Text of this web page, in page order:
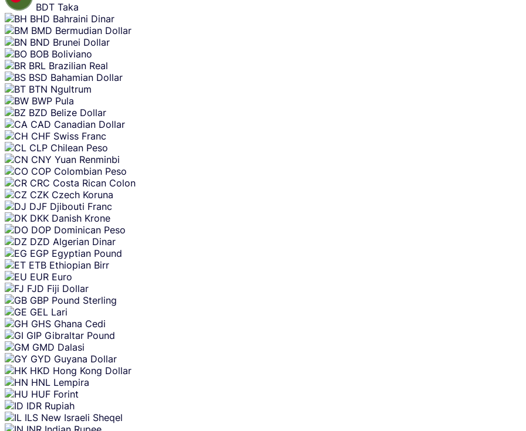
BDT Taka
BHD Bahraini Dinar
BMD Bermudian Dollar
BND Brunei Dollar
BOB Boliviano
BRL Brazilian Real
BSD Bahamian Dollar
BTN Ngultrum
BWP Pula
BZD Belize Dollar
CAD Canadian Dollar
CHF Swiss Franc
CLP Chilean Peso
CNY Yuan Renminbi
COP Colombian Peso
CRC Costa Rican Colon
CZK Czech Koruna
DJF Djibouti Franc
DKK Danish Krone
DOP Dominican Peso
DZD Algerian Dinar
EGP Egyptian Pound
ETB Ethiopian Birr
EUR Euro
FJD Fiji Dollar
GBP Pound Sterling
GEL Lari
GHS Ghana Cedi
GIP Gibraltar Pound
GMD Dalasi
GYD Guyana Dollar
HKD Hong Kong Dollar
HNL Lempira
HUF Forint
IDR Rupiah
ILS New Israeli Sheqel